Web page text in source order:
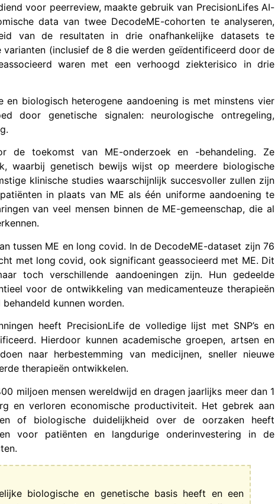
voor peerreview, maakte gebruik van PrecisionLifes AI-
data van twee DecodeME-cohorten te analyseren,
van de resultaten in drie onafhankelijke datasets te
(inclusief de 8 die werden geïdentificeerd door de
waren met een verhoogd ziekterisico in drie
biologisch heterogene aandoening is met minstens vier
door genetische signalen: neurologische ontregeling,
de toekomst van ME-onderzoek en -behandeling. Ze
waarbij genetisch bewijs wijst op meerdere biologische
klinische studies waarschijnlijk succesvoller zullen zijn
in plaats van ME als één uniforme aandoening te
van veel mensen binnen de ME-gemeenschap, die al
tussen ME en long covid. In de DecodeME-dataset zijn 76
met long covid, ook significant geassocieerd met ME. Dit
toch verschillende aandoeningen zijn. Hun gedeelde
voor de ontwikkeling van medicamenteuze therapieën
kunnen worden.
heeft PrecisionLife de volledige lijst met SNP’s en
Hierdoor kunnen academische groepen, artsen en
naar herbestemming van medicijnen, sneller nieuwe
therapieën ontwikkelen.
miljoen mensen wereldwijd en dragen jaarlijks meer dan 1
en verloren economische productiviteit. Het gebrek aan
of biologische duidelijkheid over de oorzaken heeft
voor patiënten en langdurige onderinvestering in de
biologische en genetische basis heeft en een